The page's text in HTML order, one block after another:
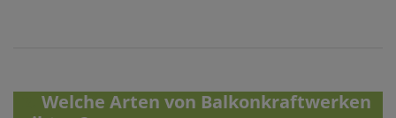
Welche Arten von Balkonkraftwerken